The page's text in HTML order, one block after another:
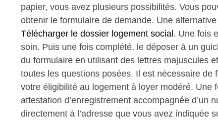
papier, vous avez plusieurs possibilités. Vous
obtenir le formulaire de demande. Une
Télécharger le dossier logement social . Une fois
soin. Puis une fois complété, le déposer à un
du formulaire en utilisant des lettres majuscules
toutes les questions posées. Il est nécessaire
votre éligibilité au logement à loyer modéré.
attestation d’enregistrement accompagnée d’un
directement à l’adresse que vous avez indiquée